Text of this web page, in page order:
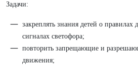
Задачи:
закреплять знания детей о
сигналах светофора;
повторить запрещающие и
движения;